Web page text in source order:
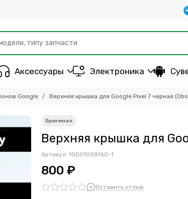
Аксессуары Электроника
Google Верхняя крышка для Google Pixel 7 черная
Верхняя крышка для
Артикул: 10001058160-1
800 ₽
Оставить отзыв